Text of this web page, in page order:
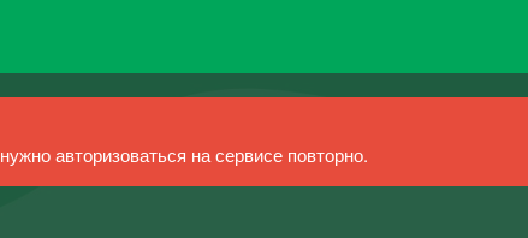
авторизоваться на сервисе повторно.